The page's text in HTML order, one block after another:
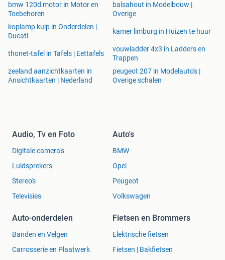
bmw 120d motor in Motor en
Toebehoren
balsahout in Modelbouw |
Overige
koplamp kuip in Onderdelen |
Ducati
kamer limburg in Huizen te huur
thonet-tafel in Tafels | Eettafels
vouwladder 4x3 in Ladders en
Trappen
zeeland aanzichtkaarten in
Ansichtkaarten | Nederland
peugeot 207 in Modelauto's |
Overige schalen
Audio, Tv en Foto
Digitale camera's
Luidsprekers
Stereo's
Televisies
Auto's
BMW
Opel
Peugeot
Volkswagen
Auto-onderdelen
Banden en Velgen
Carrosserie en Plaatwerk
Fietsen en Brommers
Elektrische fietsen
Fietsen | Bakfietsen